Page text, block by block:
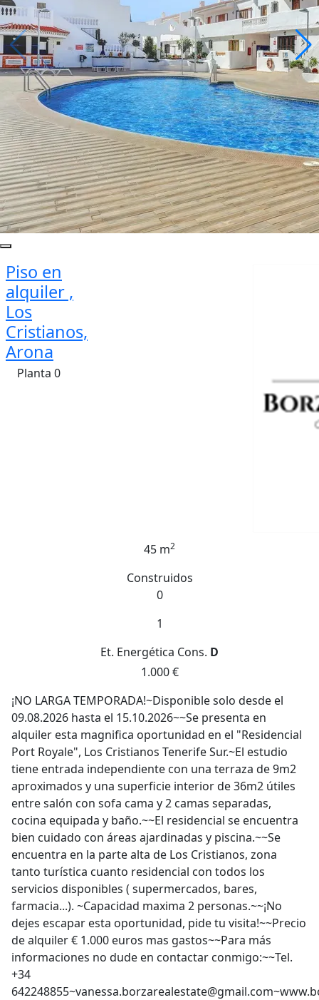
Piso en
alquiler ,
Los
Cristianos,
Arona
Planta 0
45 m2
Construidos
0
1
Et. Energética Cons. D
1.000 €
¡NO LARGA TEMPORADA!~Disponible solo desde el
09.08.2026 hasta el 15.10.2026~~Se presenta en
alquiler esta magnifica oportunidad en el "Residencial
Port Royale", Los Cristianos Tenerife Sur.~El estudio
tiene entrada independiente con una terraza de 9m2
aproximados y una superficie interior de 36m2 útiles
entre salón con sofa cama y 2 camas separadas,
cocina equipada y baño.~~El residencial se encuentra
bien cuidado con áreas ajardinadas y piscina.~~Se
encuentra en la parte alta de Los Cristianos, zona
tanto turística cuanto residencial con todos los
servicios disponibles ( supermercados, bares,
farmacia...). ~Capacidad maxima 2 personas.~~¡No
dejes escapar esta oportunidad, pide tu visita!~~Precio
de alquiler € 1.000 euros mas gastos~~Para más
informaciones no dude en contactar conmigo:~~Tel.
+34